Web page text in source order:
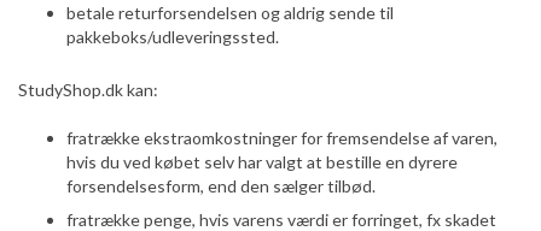
betale returforsendelsen og aldrig sende til
pakkeboks/udleveringssted.
StudyShop.dk kan:
fratrække ekstraomkostninger for fremsendelse af varen,
hvis du ved købet selv har valgt at bestille en dyrere
forsendelsesform, end den sælger tilbød.
fratrække penge, hvis varens værdi er forringet, fx skadet